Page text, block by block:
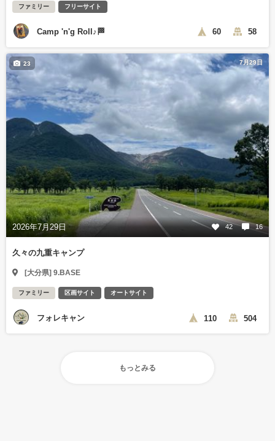
ファミリー フリーサイト
Camp 'n'g Roll♪🏁 60 58
7月29日
2026年7月29日 42 16
23
久々の九重キャンプ
[大分県] 9.BASE
ファミリー 区画サイト オートサイト
フォレキャン 110 504
もっとみる